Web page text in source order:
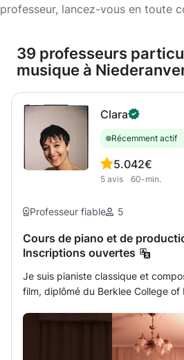
professeur, lancez-vous en toute
39 professeurs
musique à
Clara
Récemment actif
5.0
5 avis
42€
60-min.
Professeur fiable 5
Cours de piano et de
Inscriptions ouvertes
Je suis pianiste classique et
film, diplômé du Berklee College of
trouver un équilibre entre le
compétences créatives au-delà de
l'adaptation professionnelle grâce à elle. Mes